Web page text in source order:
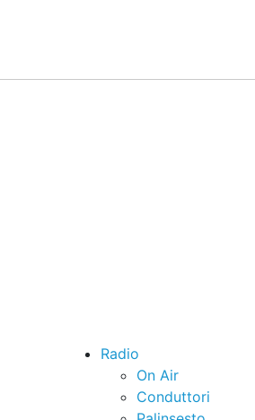
Radio
On Air
Conduttori